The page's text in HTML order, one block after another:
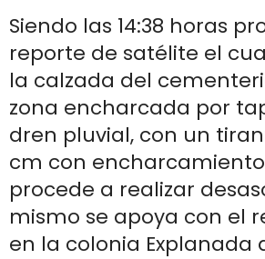
Siendo las 14:38 horas
reporte de satélite el
la calzada del
zona encharcada por
dren pluvial, con un
cm con
procede a realizar
mismo se apoya con el
en la colonia Explanada